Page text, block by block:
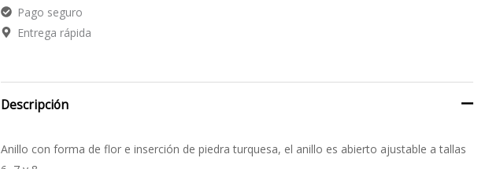
Pago seguro
Entrega rápida
Descripción
Anillo con forma de flor e inserción de piedra turquesa, el anillo es abierto ajustable a tallas